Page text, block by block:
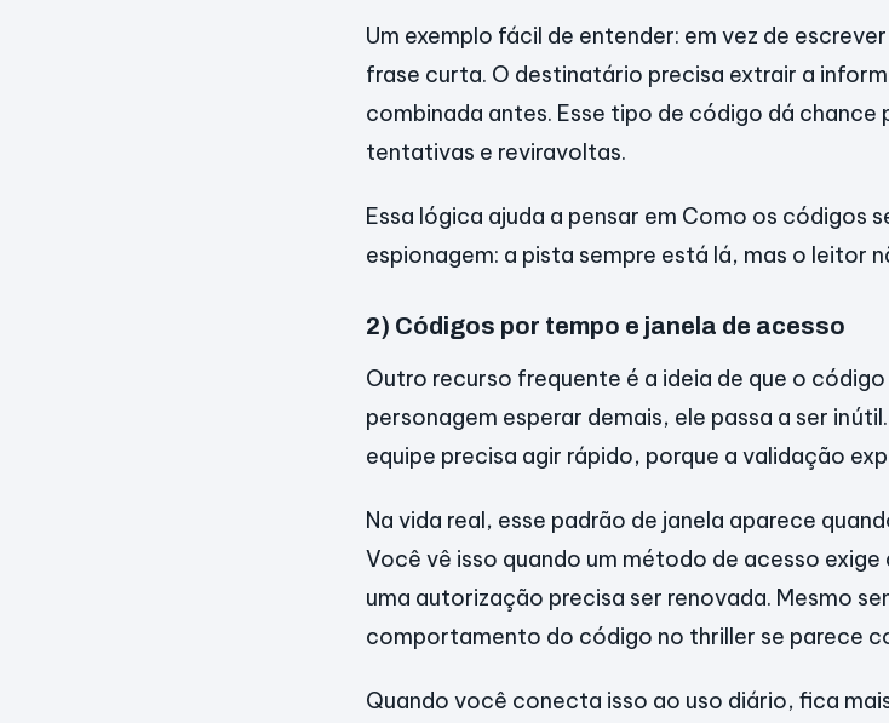
Um exemplo fácil de entender: em vez de
frase curta. O destinatário precisa extrair a
combinada antes. Esse tipo de código dá
tentativas e reviravoltas.
Essa lógica ajuda a pensar em Como os códigos
espionagem: a pista sempre está lá, mas o leitor
2) Códigos por tempo e janela de acesso
Outro recurso frequente é a ideia de que o
personagem esperar demais, ele passa a ser
equipe precisa agir rápido, porque a validação
Na vida real, esse padrão de janela aparece
Você vê isso quando um método de acesso
uma autorização precisa ser renovada. Mesmo
comportamento do código no thriller se parece
Quando você conecta isso ao uso diário, fica